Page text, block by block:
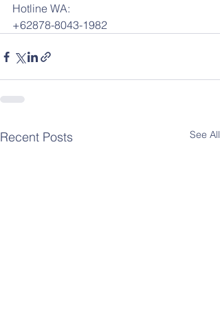
Hotline WA:
+62878-8043-1982
Recent Posts See All